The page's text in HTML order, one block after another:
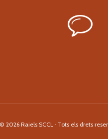
© 2026 Raiels SCCL · Tots els drets